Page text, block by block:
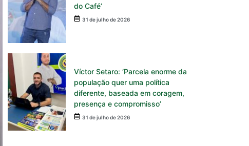
do Café’
31 de julho de 2026
Víctor Setaro: ‘Parcela enorme da
população quer uma política
diferente, baseada em coragem,
presença e compromisso’
31 de julho de 2026